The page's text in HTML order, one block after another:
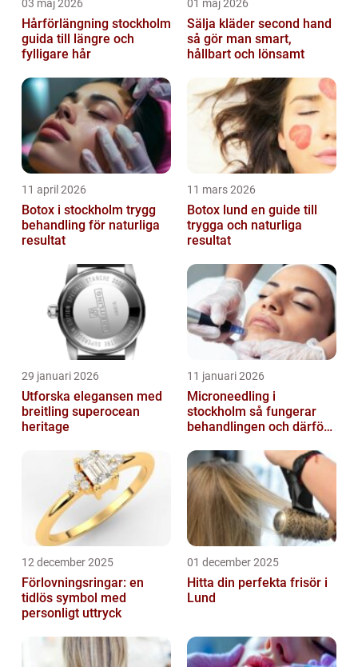
03 maj 2026
Hårförlängning stockholm
guida till längre och
fylligare hår
01 maj 2026
Sälja kläder second hand
så gör man smart,
hållbart och lönsamt
11 april 2026
Botox i stockholm trygg
behandling för naturliga
resultat
11 mars 2026
Botox lund en guide till
trygga och naturliga
resultat
29 januari 2026
Utforska elegansen med
breitling superocean
heritage
11 januari 2026
Microneedling i
stockholm så fungerar
behandlingen och därför
12 december 2025
Förlovningsringar: en
tidlös symbol med
personligt uttryck
01 december 2025
Hitta din perfekta frisör i
Lund